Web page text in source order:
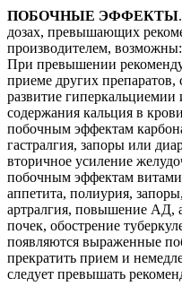
ПОБОЧНЫЕ ЭФФЕКТЫ
дозах, превышающих
производителем,
При превышении
приеме других
развитие
содержания кальция в
побочным эффектам
гастралгия, запоры или
вторичное усиление
побочным эффектам
аппетита, полиурия,
артралгия, повышение АД,
почек, обострение
появляются выраженные
прекратить прием и
следует превышать